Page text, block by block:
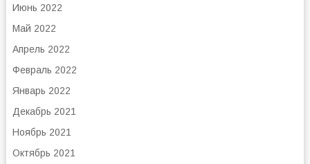
Июнь 2022
Май 2022
Апрель 2022
Февраль 2022
Январь 2022
Декабрь 2021
Ноябрь 2021
Октябрь 2021